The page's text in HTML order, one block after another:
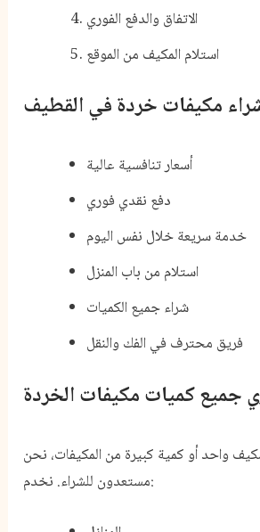
الاتفاق والدفع الفوري
استلام المكيف من الموقع
مكيفات خردة في القطيف
أسعار تنافسية عالية
دفع نقدي فوري
خدمة سريعة خلال نفس اليوم
استلام من باب المنزل
شراء جميع الكميات
فريق محترف في الفك والنقل
جميع كميات مكيفات الخردة
واحد أو كمية كبيرة من المكيفات، نحن
مستعدون للشراء. نخدم: